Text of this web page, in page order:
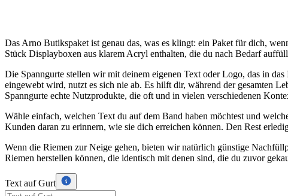
Das Arno Butikspaket ist genau das, was es klingt: ein Paket für dich,
Stück Displayboxen aus klarem Acryl enthalten, die du nach Bedarf
Die Spanngurte stellen wir mit deinem eigenen Text oder Logo, das in das
eingewebt wird, nutzt es sich nie ab. Es hilft dir, während der gesamten
Spanngurte echte Nutzprodukte, die oft und in vielen verschiedenen
Wähle einfach, welchen Text du auf dem Band haben möchtest und
Kunden daran zu erinnern, wie sie dich erreichen können. Den Rest
Wenn die Riemen zur Neige gehen, bieten wir natürlich günstige
Riemen herstellen können, die identisch mit denen sind, die du zuvor
Text auf Gurt